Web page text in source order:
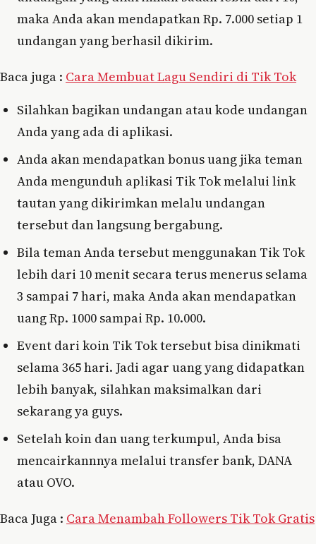
maka Anda akan mendapatkan Rp. 7.000 setiap 1
undangan yang berhasil dikirim.
Baca juga : Cara Membuat Lagu Sendiri di Tik Tok
Silahkan bagikan undangan atau kode undangan
Anda yang ada di aplikasi.
Anda akan mendapatkan bonus uang jika teman
Anda mengunduh aplikasi Tik Tok melalui link
tautan yang dikirimkan melalu undangan
tersebut dan langsung bergabung.
Bila teman Anda tersebut menggunakan Tik Tok
lebih dari 10 menit secara terus menerus selama
3 sampai 7 hari, maka Anda akan mendapatkan
uang Rp. 1000 sampai Rp. 10.000.
Event dari koin Tik Tok tersebut bisa dinikmati
selama 365 hari. Jadi agar uang yang didapatkan
lebih banyak, silahkan maksimalkan dari
sekarang ya guys.
Setelah koin dan uang terkumpul, Anda bisa
mencairkannnya melalui transfer bank, DANA
atau OVO.
Baca Juga : Cara Menambah Followers Tik Tok Gratis